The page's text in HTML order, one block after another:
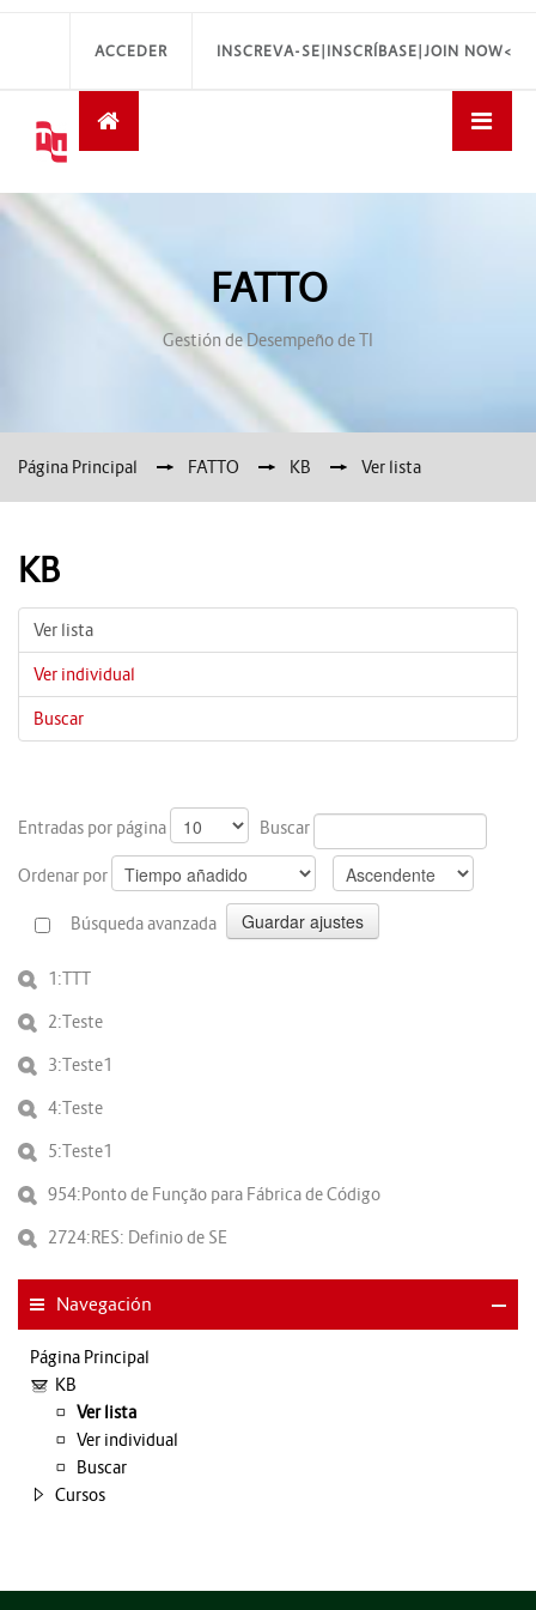
INSCREVA-SE|INSCRÍBASE|JOIN NOW<
ACCEDER
FATTO
Gestión de Desempeño de TI
Página Principal → FATTO → KB → Ver lista
KB
Ver lista
Ver individual
Buscar
Entradas por página Buscar
Ordenar por
Búsqueda avanzada
1:TTT
2:Teste
3:Teste1
4:Teste
5:Teste1
954:Ponto de Função para Fábrica de Código
2724:RES: Definio de SE
Navegación
Página Principal
KB
Ver lista
Ver individual
Buscar
Cursos